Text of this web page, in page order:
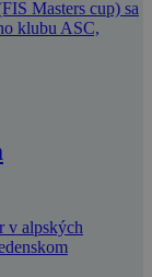
Masters cup) sa
klubu ASC,
v alpských